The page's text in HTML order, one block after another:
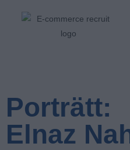
Porträtt:
Elnaz